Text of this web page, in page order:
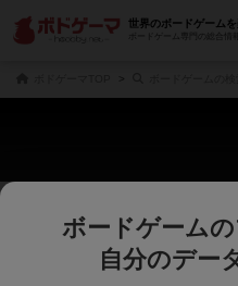
世界のボードゲームを
ボードゲーム専門の総合情
じっくり表示
ボードゲームの
自分のデー